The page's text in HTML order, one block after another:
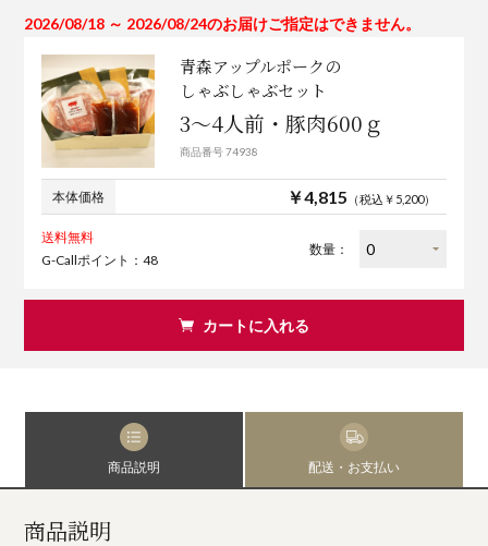
2026/08/18 ～ 2026/08/24のお届けご指定はできません。
青森アップルポークの
しゃぶしゃぶセット
3～4人前・豚肉600ｇ
商品番号 74938
本体価格 ￥4,815 （税込￥5,200）
送料無料
G-Callポイント：48
数量：
カートに入れる
商品説明 配送・お支払い
商品説明